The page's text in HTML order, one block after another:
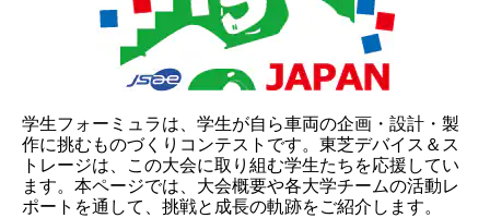
学生フォーミュラは、学生が自ら車両の企画・設計・製
作に挑むものづくりコンテストです。東芝デバイス＆ス
トレージは、この大会に取り組む学生たちを応援してい
ます。本ページでは、大会概要や各大学チームの活動レ
ポートを通して、挑戦と成長の軌跡をご紹介します。